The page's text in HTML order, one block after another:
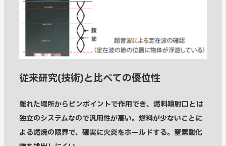
従来研究(技術)と比べての優位性
離れた場所からピンポイントで作用でき、燃料噴射口とは
独立のシステムなので汎用性が高い。燃料が少ないことに
よる燃焼の限界で、確実に火炎をホールドする。窒素酸化